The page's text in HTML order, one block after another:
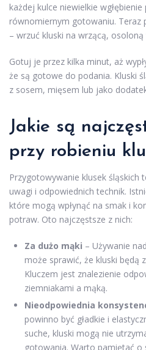
każdej kulce niewielkie
równomiernym gotowaniu. Teraz
– wrzuć kluski na wrzącą, osoloną
Gotuj je przez kilka minut, aż
że są gotowe do podania. Kluski
z sosem, mięsem lub jako
Jakie są
przy robieniu
Przygotowywanie klusek śląskich
uwagi i odpowiednich technik.
które mogą wpłynąć na smak i
potraw. Oto najczęstsze z nich:
Za dużo mąki – Używanie
może sprawić, że kluski będą
Kluczem jest znalezienie
ziemniakami a mąką.
Nieodpowiednia
powinno być gładkie i
suche, kluski mogą nie
gotowania. Warto pamiętać